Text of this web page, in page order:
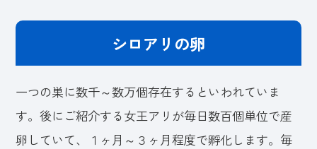
シロアリの卵
一つの巣に数千～数万個存在するといわれていま
す。後にご紹介する女王アリが毎日数百個単位で産
卵していて、１ヶ月～３ヶ月程度で孵化します。毎